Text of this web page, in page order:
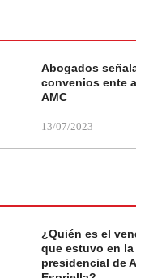
Abogados
convenios ente
AMC
13/07/2023
¿Quién es el
que estuvo en la
presidencial de